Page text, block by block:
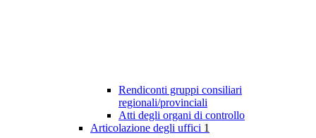
Rendiconti gruppi consiliari
regionali/provinciali
Atti degli organi di controllo
Articolazione degli uffici 1